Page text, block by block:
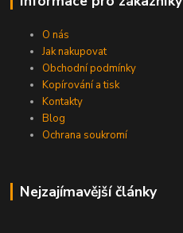
O nás
Jak nakupovat
Obchodní podmínky
Kopírování a tisk
Kontakty
Blog
Ochrana soukromí
Nejzajímavější články